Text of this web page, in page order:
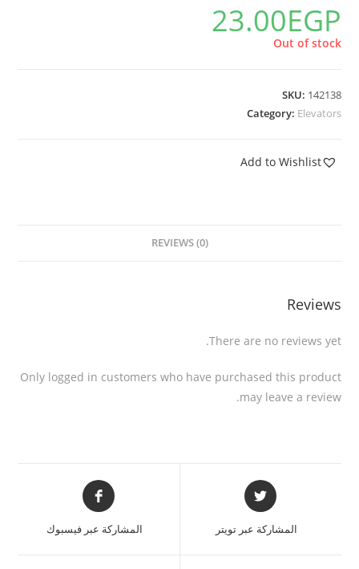
23.00EGP
Out of stock
SKU: 142138
Category: Elevators
Add to Wishlist
REVIEWS (0)
Reviews
There are no reviews yet.
Only logged in customers who have purchased this product
may leave a review.
المشاركة عبر تويتر المشاركة عبر فيسبوك